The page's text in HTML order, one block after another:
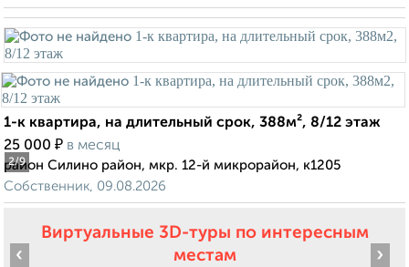
2/9
1-к квартира, на длительный срок, 388м², 8/12 этаж
25 000 ₽ в месяц
район Силино район, мкр. 12-й микрорайон, к1205
Собственник, 09.08.2026
Виртуальные 3D-туры по интересным
местам
‹ ›